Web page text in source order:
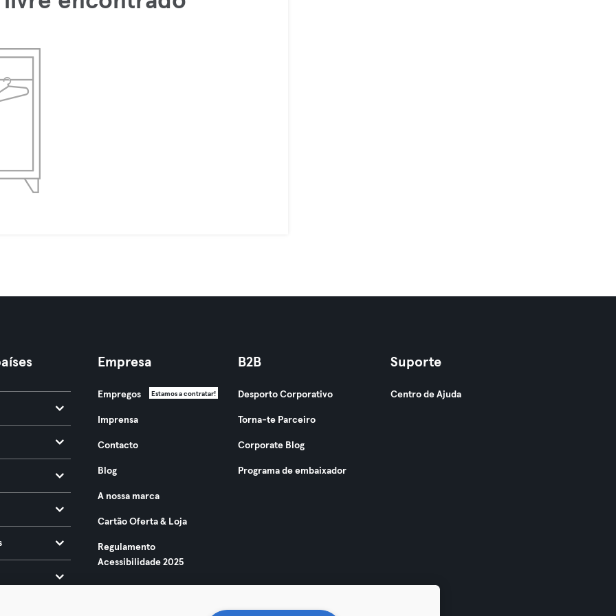
Empresa
Empregos Estamos a contratar!
Imprensa
Contacto
Blog
A nossa marca
Cartão Oferta & Loja
Regulamento
Acessibilidade 2025
B2B
Desporto Corporativo
Torna-te Parceiro
Corporate Blog
Programa de embaixador
Suporte
Centro de Ajuda